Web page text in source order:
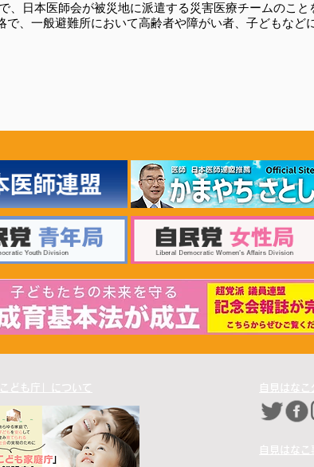
、日本医師会が被災地に派遣する災害医療チームのこと
、一般避難所において高齢者や障がい者、子どもなど
こども庁」について 自見はなこ
自見はな